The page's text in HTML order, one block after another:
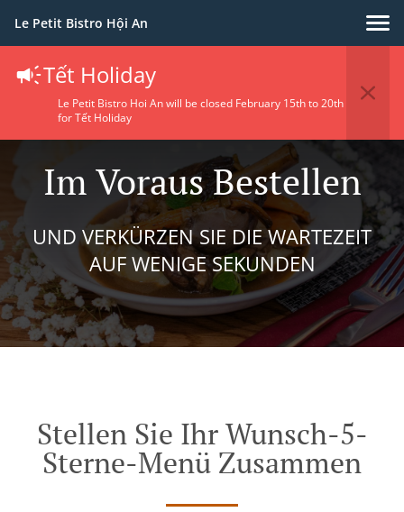
Le Petit Bistro Hội An
Tết Holiday
Le Petit Bistro Hoi An will be closed February 15th to 20th
for Tết Holiday
Im Voraus Bestellen
UND VERKÜRZEN SIE DIE WARTEZEIT
AUF WENIGE SEKUNDEN
Stellen Sie Ihr Wunsch-5-
Sterne-Menü Zusammen